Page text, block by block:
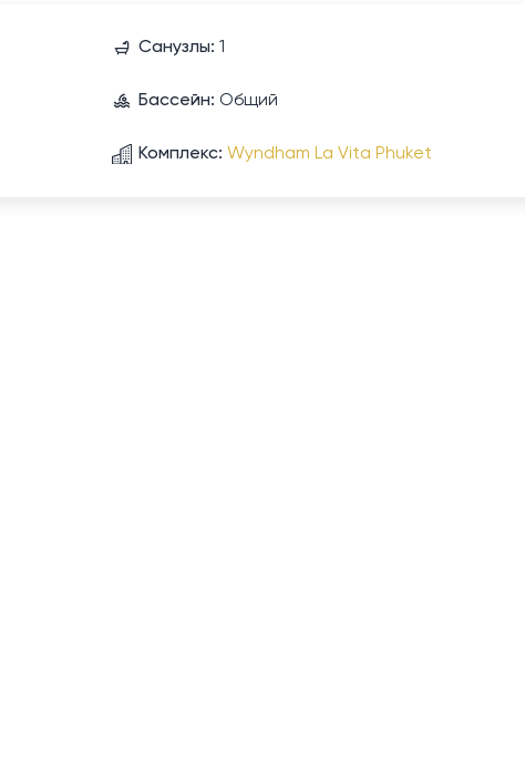
Санузлы: 1
Бассейн: Общий
Комплекс: Wyndham La Vita Phuket